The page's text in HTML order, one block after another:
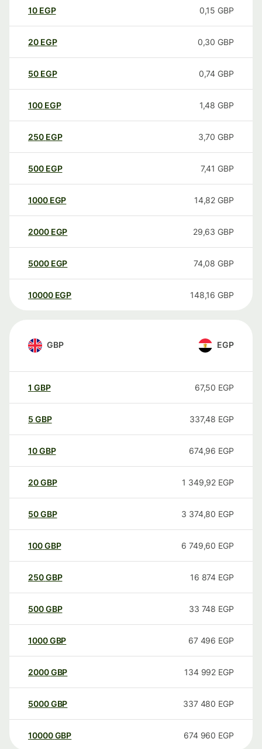
10 EGP 0,15 GBP
20 EGP 0,30 GBP
50 EGP 0,74 GBP
100 EGP 1,48 GBP
250 EGP 3,70 GBP
500 EGP 7,41 GBP
1000 EGP 14,82 GBP
2000 EGP 29,63 GBP
5000 EGP 74,08 GBP
10000 EGP 148,16 GBP
GBP EGP
1 GBP 67,50 EGP
5 GBP 337,48 EGP
10GBP 674,96 EGP
20GBP 1 349,92 EGP
50GBP 3 374,80 EGP
100GBP 6 749,60 EGP
250GBP 16 874 EGP
500GBP 33 748 EGP
1000GBP 67 496 EGP
2000GBP 134 992 EGP
5000GBP 337 480 EGP
10000 GBP 674 960 EGP